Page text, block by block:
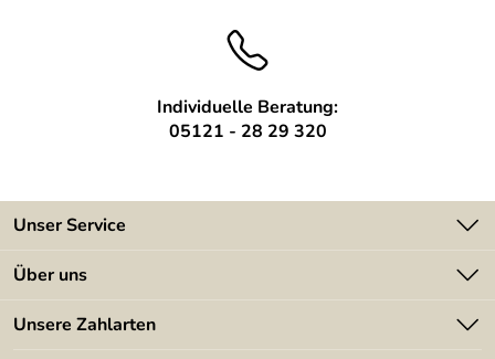
Individuelle Beratung:
05121 - 28 29 320
Unser Service
Kontakt
Kundeninformationen
Über uns
Angebote
Unsere Zahlarten